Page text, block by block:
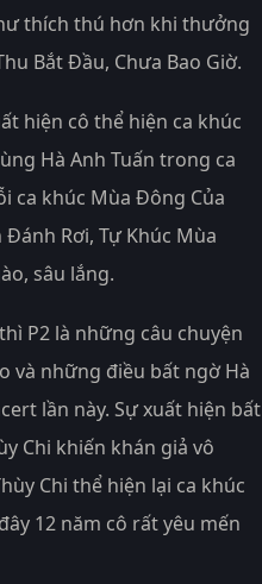
thích thú hơn khi thưởng
Bắt Đầu, Chưa Bao Giờ.
hiện cô thể hiện ca khúc
Hà Anh Tuấn trong ca
ca khúc Mùa Đông Của
Rơi, Tự Khúc Mùa
sâu lắng.
P2 là những câu chuyện
và những điều bất ngờ Hà
lần này. Sự xuất hiện bất
Chi khiến khán giả vô
Chi thể hiện lại ca khúc
12 năm cô rất yêu mến